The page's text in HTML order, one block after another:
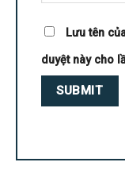
Lưu tên
duyệt này cho